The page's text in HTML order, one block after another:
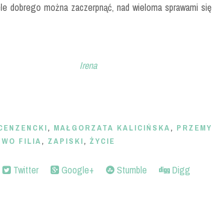
dobrego można zaczerpnąć, nad wieloma sprawami
Irena
, MAŁGORZATA KALICIŃSKA,
FILIA, ZAPISKI, ŻYCIE
Twitter Google+ Stumble Digg